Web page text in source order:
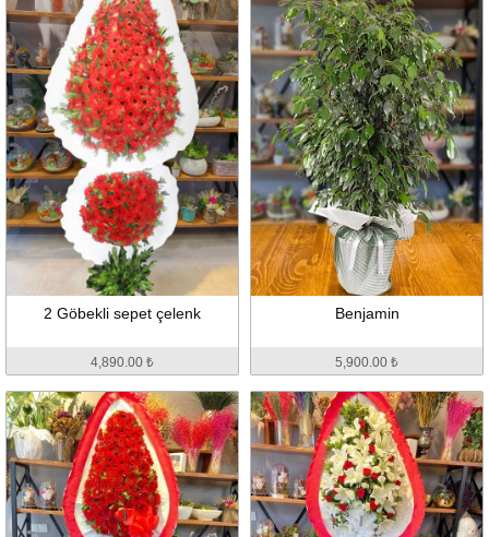
2 Göbekli sepet çelenk
4,890.00 ₺
Benjamin
5,900.00 ₺